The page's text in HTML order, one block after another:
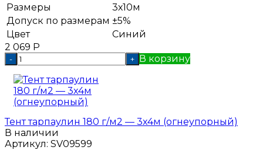
Размеры
3х10м
Допуск по размерам ±5%
Цвет
Синий
2 069 Р
- + В корзину
Тент тарпаулин 180 г/м2 — 3x4м (огнеупорный)
В наличии
Артикул: SV09599